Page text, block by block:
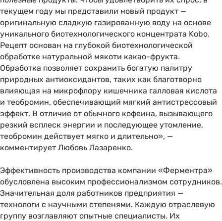
текущем году мы представили новый продукт —
оригинальную сладкую газированную воду на основе
уникального биотехнологического концентрата Kobo.
Рецепт основан на глубокой биотехнологической
обработке натуральной мякоти какао-фрукта.
Обработка позволяет сохранить богатую палитру
природных антиоксидантов, таких как благотворно
влияющая на микрофлору кишечника галловая кислота
и теобромин, обеспечивающий мягкий антистрессовый
эффект. В отличие от обычного кофеина, вызывающего
резкий всплеск энергии и последующее утомление,
теобромин действует мягко и длительно», —
комментирует Любовь Лазаренко.
Эффективность производства компании «Ферментра»
обусловлена высоким профессионализмом сотрудников.
Значительная доля работников предприятия —
технологи с научными степенями. Каждую отраслевую
группу возглавляют опытные специалисты. Их